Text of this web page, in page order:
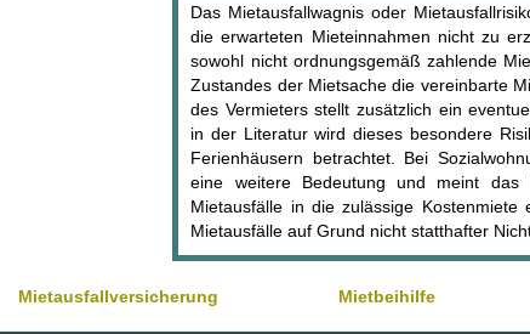
Das Mietausfallwagnis oder
die erwarteten Mieteinnahmen nicht zu
sowohl nicht ordnungsgemäß zahlende
Zustandes der Mietsache die vereinbarte
des Vermieters stellt zusätzlich ein
in der Literatur wird dieses besondere
Ferienhäusern betrachtet. Bei
eine weitere Bedeutung und meint das
Mietausfälle in die zulässige
Mietausfälle auf Grund nicht statthafter
Mietausfallversicherung Mietbeihilfe